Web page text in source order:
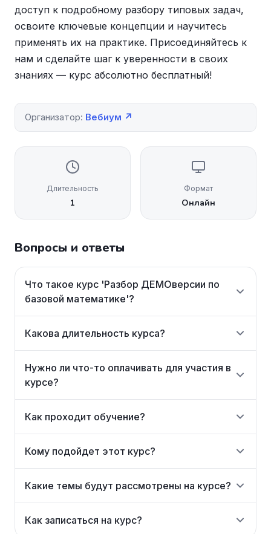
доступ к подробному разбору типовых задач,
освоите ключевые концепции и научитесь
применять их на практике. Присоединяйтесь к
нам и сделайте шаг к уверенности в своих
знаниях — курс абсолютно бесплатный!
Организатор: Вебиум ↗
Длительность
1
Формат
Онлайн
Вопросы и ответы
Что такое курс 'Разбор ДЕМОверсии по
базовой математике'?
Какова длительность курса?
Нужно ли что-то оплачивать для участия в
курсе?
Как проходит обучение?
Кому подойдет этот курс?
Какие темы будут рассмотрены на курсе?
Как записаться на курс?